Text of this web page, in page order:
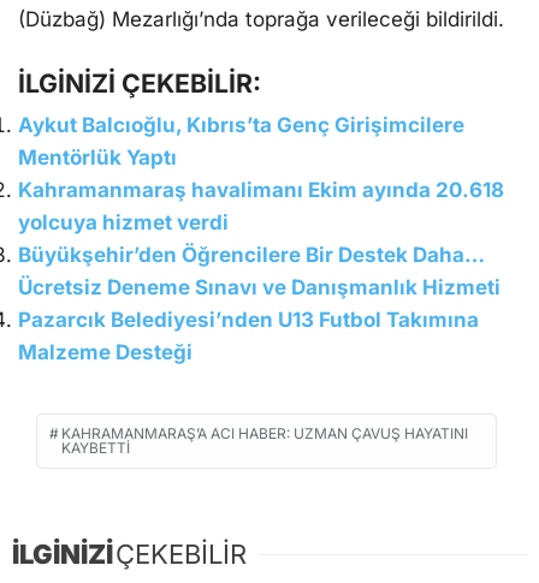
(Düzbağ) Mezarlığı’nda toprağa verileceği bildirildi.
İLGİNİZİ ÇEKEBİLİR:
Aykut Balcıoğlu, Kıbrıs’ta Genç Girişimcilere
Mentörlük Yaptı
Kahramanmaraş havalimanı Ekim ayında 20.618
yolcuya hizmet verdi
Büyükşehir’den Öğrencilere Bir Destek Daha…
Ücretsiz Deneme Sınavı ve Danışmanlık Hizmeti
Pazarcık Belediyesi’nden U13 Futbol Takımına
Malzeme Desteği
KAHRAMANMARAŞ’A ACI HABER: UZMAN ÇAVUŞ HAYATINI
KAYBETTI
İLGİNİZİÇEKEBİLİR